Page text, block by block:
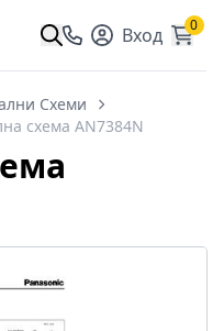
Вход 0
Схеми
схема AN7384N